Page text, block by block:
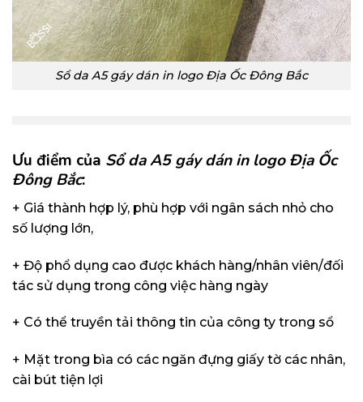
Sổ da A5 gáy dán in logo Địa Ốc Đông Bắc
Ưu điểm của Sổ da A5 gáy dán in logo Địa Ốc
Đông Bắc:
+ Giá thành hợp lý, phù hợp với ngân sách nhỏ cho
số lượng lớn,
+ Độ phổ dụng cao được khách hàng/nhân viên/đối
tác sử dụng trong công việc hàng ngày
+ Có thể truyền tải thông tin của công ty trong sổ
+ Mặt trong bìa có các ngăn đựng giấy tờ các nhân,
cài bút tiện lợi